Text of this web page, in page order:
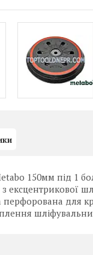
150мм під 1
з
перфорована для